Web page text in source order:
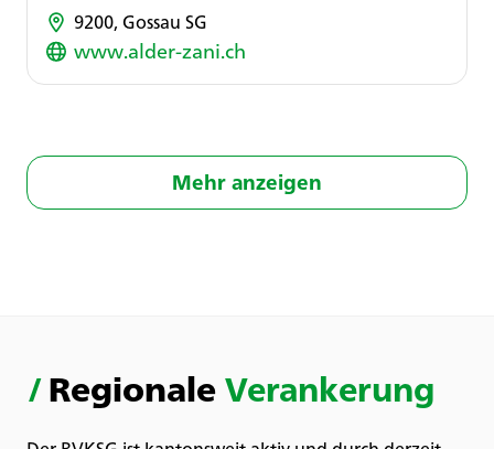
9200, Gossau SG
www.alder-zani.ch
Mehr anzeigen
/RegionaleVerankerung